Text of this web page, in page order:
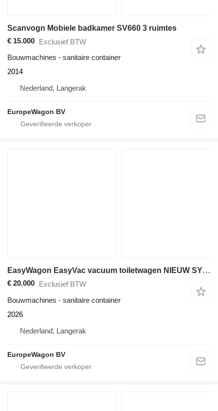
Scanvogn Mobiele badkamer SV660 3 ruimtes
€ 15.000 Exclusief BTW
Bouwmachines - sanitaire container
2014
Nederland, Langerak
EuropeWagon BV
EasyWagon EasyVac vacuum toiletwagen NIEUW SYSTEEM
€ 20.000 Exclusief BTW
Bouwmachines - sanitaire container
2026
Nederland, Langerak
EuropeWagon BV